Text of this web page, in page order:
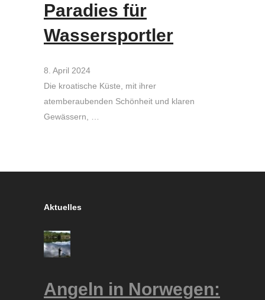
Paradies für
Wassersportler
8. April 2024
Die kroatische Küste, mit ihrer
atemberaubenden Schönheit und klaren
Gewässern, …
Aktuelles
Angeln in Norwegen: